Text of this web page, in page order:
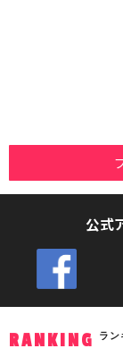
公式
RANKING ラン